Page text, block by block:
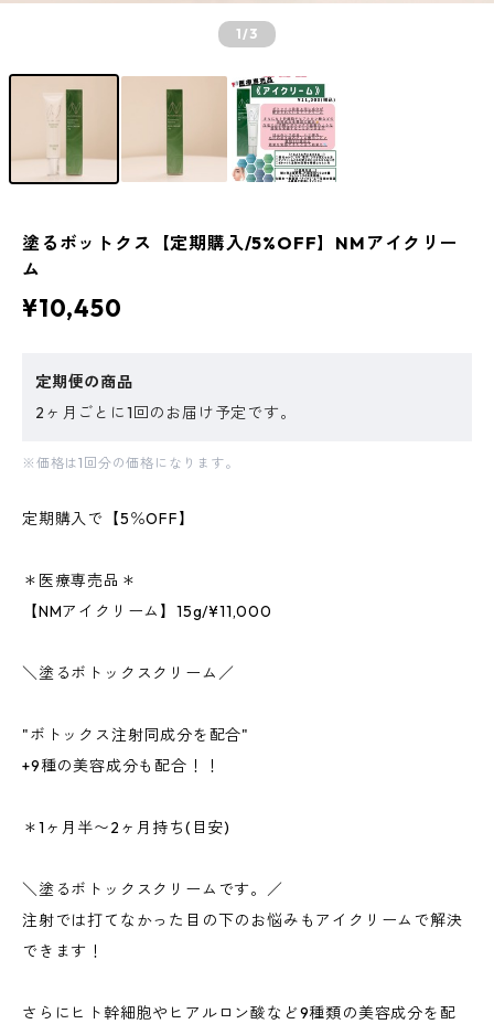
1/3
塗るボットクス【定期購入/5%OFF】NMアイクリー
ム
¥10,450
定期便の商品
2ヶ月ごとに1回のお届け予定です。
※価格は1回分の価格になります。
定期購入で【5％OFF】
＊医療専売品＊
【NMアイクリーム】15g/¥11,000
＼塗るボトックスクリーム／
"ボトックス注射同成分を配合"
+9種の美容成分も配合！！
＊1ヶ月半〜2ヶ月持ち(目安)
＼塗るボトックスクリームです。／
注射では打てなかった目の下のお悩みもアイクリームで解決
できます！
さらにヒト幹細胞やヒアルロン酸など9種類の美容成分を配